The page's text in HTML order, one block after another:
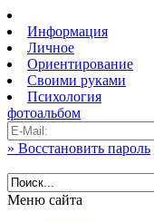
Информация
Личное
Ориентирование
Своими руками
Психология
фотоальбом
» Восстановить пароль
Меню сайта